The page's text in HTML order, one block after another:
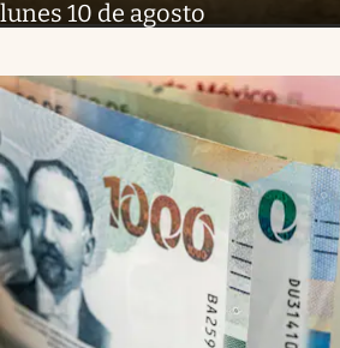
lunes 10 de agosto